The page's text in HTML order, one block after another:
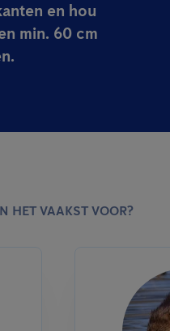
en hou
min. 60 cm
HET VAAKST VOOR?